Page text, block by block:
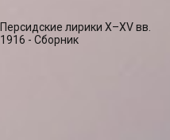
Персидские лирики X–XV вв.
1916 - Сборник